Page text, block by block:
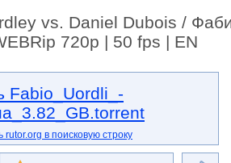
vs. Daniel Dubois /
720р | 50 fps | EN
Fabio_Uordli_-
rutor.org в поисковую строку